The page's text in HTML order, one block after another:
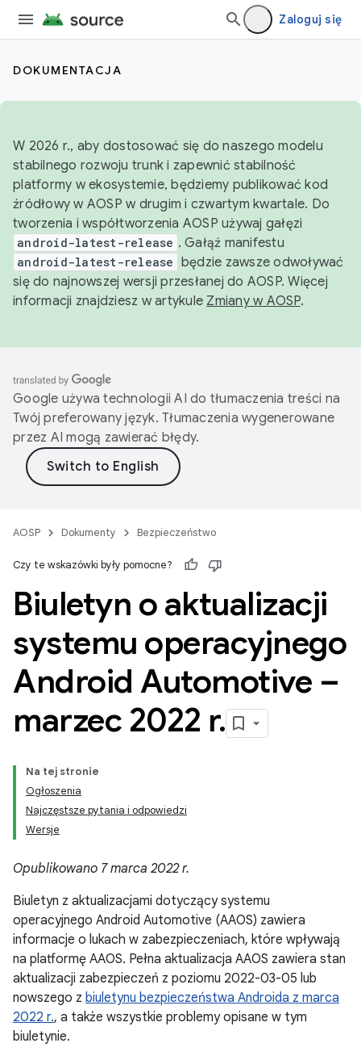
Zaloguj się
DOKUMENTACJA
W 2026 r., aby dostosować się do naszego modelu
stabilnego rozwoju trunk i zapewnić stabilność
platformy w ekosystemie, będziemy publikować kod
źródłowy w AOSP w drugim i czwartym kwartale. Do
tworzenia i współtworzenia AOSP używaj gałęzi
android-latest-release . Gałąź manifestu
android-latest-release będzie zawsze odwoływać
się do najnowszej wersji przesłanej do AOSP. Więcej
informacji znajdziesz w artykule Zmiany w AOSP.
Google używa technologii AI do tłumaczenia treści na
Twój preferowany język. Tłumaczenia wygenerowane
przez AI mogą zawierać błędy.
AOSP Dokumenty Bezpieczeństwo
Czy te wskazówki były pomocne?
Biuletyn o aktualizacji
systemu operacyjnego
Android Automotive –
marzec 2022 r.
Na tej stronie
Ogłoszenia
Najczęstsze pytania i odpowiedzi
Wersje
Opublikowano 7 marca 2022 r.
Biuletyn z aktualizacjami dotyczący systemu
operacyjnego Android Automotive (AAOS) zawiera
informacje o lukach w zabezpieczeniach, które wpływają
na platformę AAOS. Pełna aktualizacja AAOS zawiera stan
aktualizacji zabezpieczeń z poziomu 2022-03-05 lub
nowszego z biuletynu bezpieczeństwa Androida z marca
2022 r., a także wszystkie problemy opisane w tym
biuletynie.